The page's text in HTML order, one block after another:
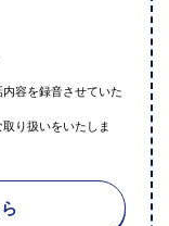
容を録音させていた
り扱いをいたしま